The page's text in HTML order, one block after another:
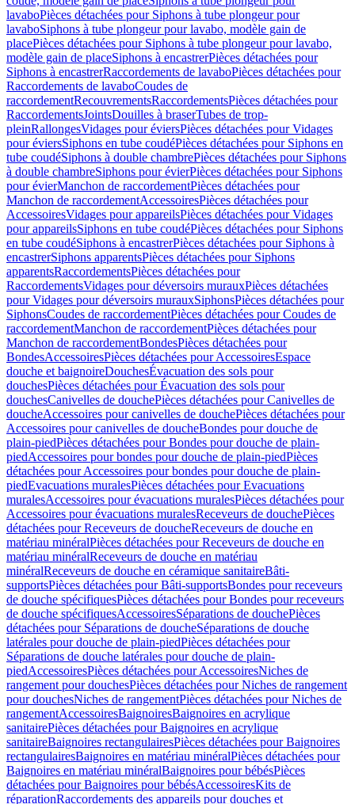
lavaboPièces détachées pour Siphons à tube plongeur pour
lavaboSiphons à tube plongeur pour lavabo, modèle gain de
placePièces détachées pour Siphons à tube plongeur pour lavabo,
modèle gain de placeSiphons à encastrerPièces détachées pour
Siphons à encastrerRaccordements de lavaboPièces détachées pour
Raccordements de lavaboCoudes de
raccordementRecouvrementsRaccordementsPièces détachées pour
RaccordementsJointsDouilles à braserTubes de trop-
pleinRallongesVidages pour éviersPièces détachées pour Vidages
pour éviersSiphons en tube coudéPièces détachées pour Siphons en
tube coudéSiphons à double chambrePièces détachées pour Siphons
à double chambreSiphons pour évierPièces détachées pour Siphons
pour évierManchon de raccordementPièces détachées pour
Manchon de raccordementAccessoiresPièces détachées pour
AccessoiresVidages pour appareilsPièces détachées pour Vidages
pour appareilsSiphons en tube coudéPièces détachées pour Siphons
en tube coudéSiphons à encastrerPièces détachées pour Siphons à
encastrerSiphons apparentsPièces détachées pour Siphons
apparentsRaccordementsPièces détachées pour
RaccordementsVidages pour déversoirs murauxPièces détachées
pour Vidages pour déversoirs murauxSiphonsPièces détachées pour
SiphonsCoudes de raccordementPièces détachées pour Coudes de
raccordementManchon de raccordementPièces détachées pour
Manchon de raccordementBondesPièces détachées pour
BondesAccessoiresPièces détachées pour AccessoiresEspace
douche et baignoireDouchesÉvacuation des sols pour
douchesPièces détachées pour Évacuation des sols pour
douchesCanivelles de douchePièces détachées pour Canivelles de
doucheAccessoires pour canivelles de douchePièces détachées pour
Accessoires pour canivelles de doucheBondes pour douche de
plain-piedPièces détachées pour Bondes pour douche de plain-
piedAccessoires pour bondes pour douche de plain-piedPièces
détachées pour Accessoires pour bondes pour douche de plain-
piedEvacuations muralesPièces détachées pour Evacuations
muralesAccessoires pour évacuations muralesPièces détachées pour
Accessoires pour évacuations muralesReceveurs de douchePièces
détachées pour Receveurs de doucheReceveurs de douche en
matériau minéralPièces détachées pour Receveurs de douche en
matériau minéralReceveurs de douche en matériau
minéralReceveurs de douche en céramique sanitaireBâti-
supportsPièces détachées pour Bâti-supportsBondes pour receveurs
de douche spécifiquesPièces détachées pour Bondes pour receveurs
de douche spécifiquesAccessoiresSéparations de douchePièces
détachées pour Séparations de doucheSéparations de douche
latérales pour douche de plain-piedPièces détachées pour
Séparations de douche latérales pour douche de plain-
piedAccessoiresPièces détachées pour AccessoiresNiches de
rangement pour douchesPièces détachées pour Niches de rangement
pour douchesNiches de rangementPièces détachées pour Niches de
rangementAccessoiresBaignoiresBaignoires en acrylique
sanitairePièces détachées pour Baignoires en acrylique
sanitaireBaignoires rectangulairesPièces détachées pour Baignoires
rectangulairesBaignoires en matériau minéralPièces détachées pour
Baignoires en matériau minéralBaignoires pour bébésPièces
détachées pour Baignoires pour bébésAccessoiresKits de
réparationRaccordements des appareils pour douches et